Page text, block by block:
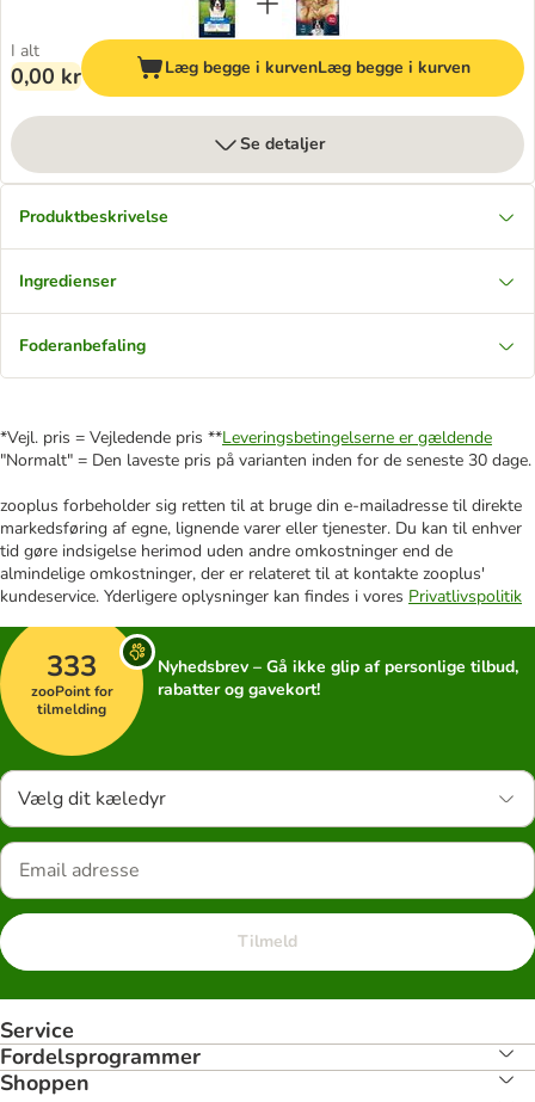
I alt
0,00 kr Læg begge i kurvenLæg begge i kurven
Se detaljer
Produktbeskrivelse
Ingredienser
Foderanbefaling
*Vejl. pris = Vejledende pris **Leveringsbetingelserne er gældende
"Normalt" = Den laveste pris på varianten inden for de seneste 30 dage.
zooplus forbeholder sig retten til at bruge din e-mailadresse til direkte
markedsføring af egne, lignende varer eller tjenester. Du kan til enhver
tid gøre indsigelse herimod uden andre omkostninger end de
almindelige omkostninger, der er relateret til at kontakte zooplus'
kundeservice. Yderligere oplysninger kan findes i vores Privatlivspolitik
333
zooPoint for
tilmelding
Nyhedsbrev – Gå ikke glip af personlige tilbud,
rabatter og gavekort!
Vælg dit kæledyr
Tilmeld
Service
Fordelsprogrammer
Shoppen